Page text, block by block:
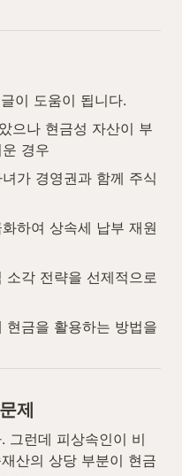
이 도움이 됩니다.
으나 현금성 자산이 부
경우
가 경영권과 함께 주식
하여 상속세 납부 재원
소각 전략을 선제적으로
현금을 활용하는 방법을
제
그런데 피상속인이 비
산의 상당 부분이 현금